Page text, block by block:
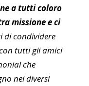
a tutti coloro
missione e ci
di condividere
tutti gli amici
che
nei diversi